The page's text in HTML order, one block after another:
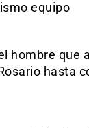
equipo
hombre que
hasta